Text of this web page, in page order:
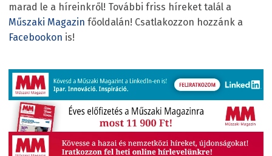
marad le a híreinkről! További friss híreket talál a
Műszaki Magazin főoldalán! Csatlakozzon hozzánk a
Facebookon is!